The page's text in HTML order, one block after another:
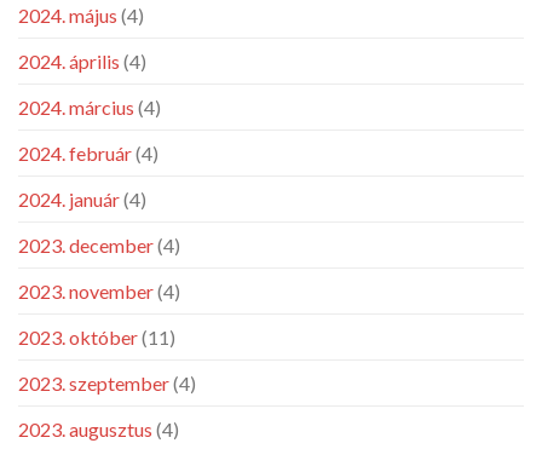
2024. május (4)
2024. április (4)
2024. március (4)
2024. február(4)
2024. január(4)
2023. december(4)
2023. november(4)
2023. október(11)
2023. szeptember(4)
2023. augusztus (4)